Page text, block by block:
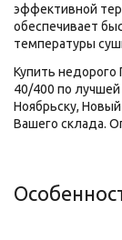
эффективной
обеспечивает
температуры
Купить
40/400 по лучшей
Ноябрьску,
Вашего склада.